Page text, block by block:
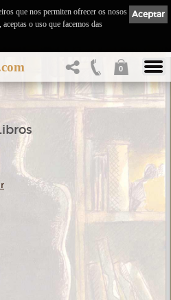
0
Aceptar
que nos permiten ofrecer os nosos
o uso que facemos das